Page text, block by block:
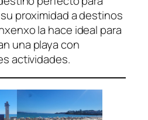
proximidad a destinos
la hace ideal para
una playa con
actividades.